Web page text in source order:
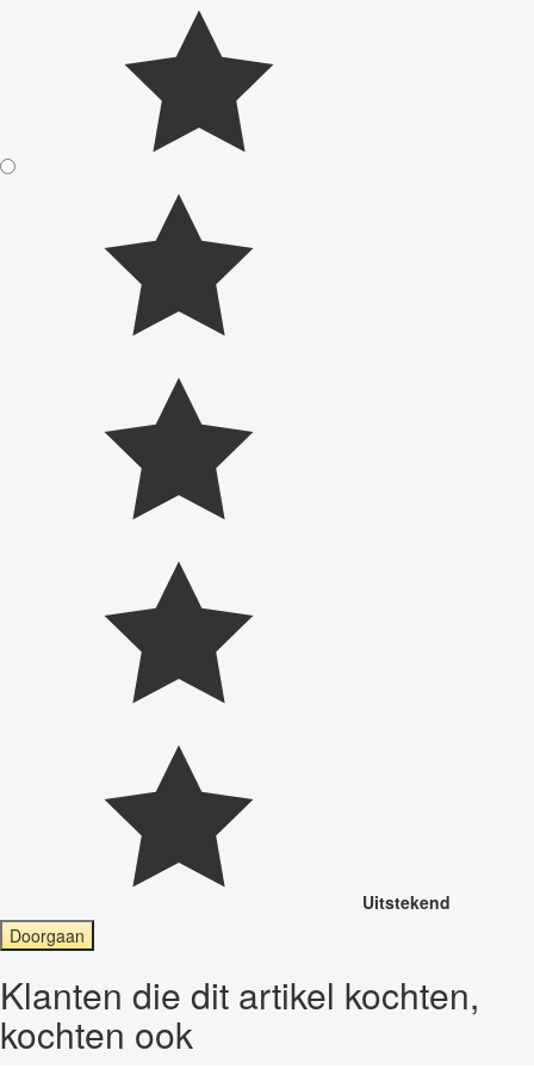
Uitstekend
Doorgaan
Klanten die dit artikel kochten,
kochten ook